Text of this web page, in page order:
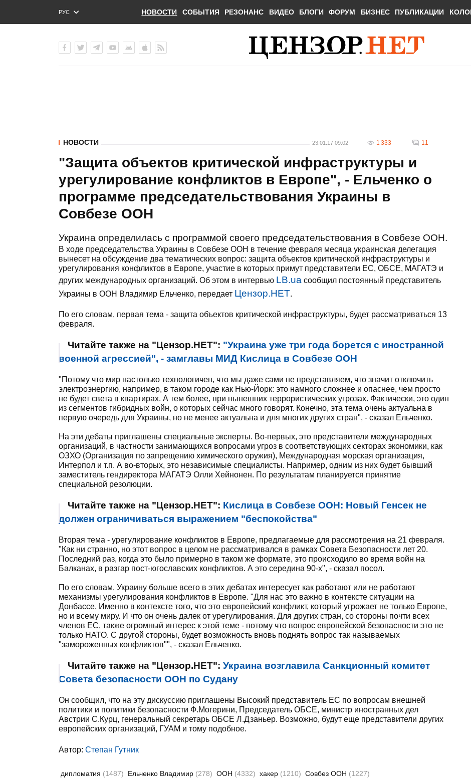
РУС
ENG
НОВОСТИ СОБЫТИЯ РЕЗОНАНС ВИДЕО БЛОГИ ФОРУМ БИЗНЕС ПУБЛИКАЦИИ
НОВОСТИ 23.01.17 09:02 1 333 11
"Защита объектов критической инфраструктуры и
урегулирование конфликтов в Европе", - Ельченко о
программе председательствования Украины в
Совбезе ООН
Украина определилась с программой своего председательствования в Совбезе ООН.
В ходе председательства Украины в Совбезе ООН в течение февраля месяца украинская делегация
вынесет на обсуждение два тематических вопрос: защита объектов критической инфраструктуры и
урегулирования конфликтов в Европе, участие в которых примут представители ЕС, ОБСЕ, МАГАТЭ и
других международных организаций. Об этом в интервью LB.ua сообщил постоянный представитель
Украины в ООН Владимир Ельченко, передает Цензор.НЕТ.
По его словам, первая тема - защита объектов критической инфраструктуры, будет рассматриваться 13
февраля.
Читайте также на "Цензор.НЕТ": "Украина уже три года борется с иностранной
военной агрессией", - замглавы МИД Кислица в Совбезе ООН
"Потому что мир настолько технологичен, что мы даже сами не представляем, что значит отключить
электроэнергию, например, в таком городе как Нью-Йорк: это намного сложнее и опаснее, чем просто
не будет света в квартирах. А тем более, при нынешних террористических угрозах. Фактически, это один
из сегментов гибридных войн, о которых сейчас много говорят. Конечно, эта тема очень актуальна в
первую очередь для Украины, но не менее актуальна и для многих других стран", - сказал Ельченко.
На эти дебаты приглашены специальные эксперты. Во-первых, это представители международных
организаций, в частности занимающихся вопросами угроз в соответствующих секторах экономики, как
ОЗХО (Организация по запрещению химического оружия), Международная морская организация,
Интерпол и т.п. А во-вторых, это независимые специалисты. Например, одним из них будет бывший
заместитель гендиректора МАГАТЭ Олли Хейнонен. По результатам планируется принятие
специальной резолюции.
Читайте также на "Цензор.НЕТ": Кислица в Совбезе ООН: Новый Генсек не
должен ограничиваться выражением "беспокойства"
Вторая тема - урегулирование конфликтов в Европе, предлагаемые для рассмотрения на 21 февраля.
"Как ни странно, но этот вопрос в целом не рассматривался в рамках Совета Безопасности лет 20.
Последний раз, когда это было примерно в таком же формате, это происходило во время войн на
Балканах, в разгар пост-югославских конфликтов. А это середина 90-х", - сказал посол.
По его словам, Украину больше всего в этих дебатах интересует как работают или не работают
механизмы урегулирования конфликтов в Европе. "Для нас это важно в контексте ситуации на
Донбассе. Именно в контексте того, что это европейский конфликт, который угрожает не только Европе,
но и всему миру. И что он очень далек от урегулирования. Для других стран, со стороны почти всех
членов ЕС, также огромный интерес к этой теме - потому что вопрос европейской безопасности это не
только НАТО. С другой стороны, будет возможность вновь поднять вопрос так называемых
"замороженных конфликтов"", - сказал Ельченко.
Читайте также на "Цензор.НЕТ": Украина возглавила Санкционный комитет
Совета безопасности ООН по Судану
Он сообщил, что на эту дискуссию приглашены Высокий представитель ЕС по вопросам внешней
политики и политики безопасности Ф.Могерини, Председатель ОБСЕ, министр иностранных дел
Австрии С.Курц, генеральный секретарь ОБСЕ Л.Дзаньер. Возможно, будут еще представители других
европейских организаций, ГУАМ и тому подобное.
Автор: Степан Гутник
дипломатия (1487) Ельченко Владимир (278) ООН (4332) хакер (1210) Совбез ООН (1227)